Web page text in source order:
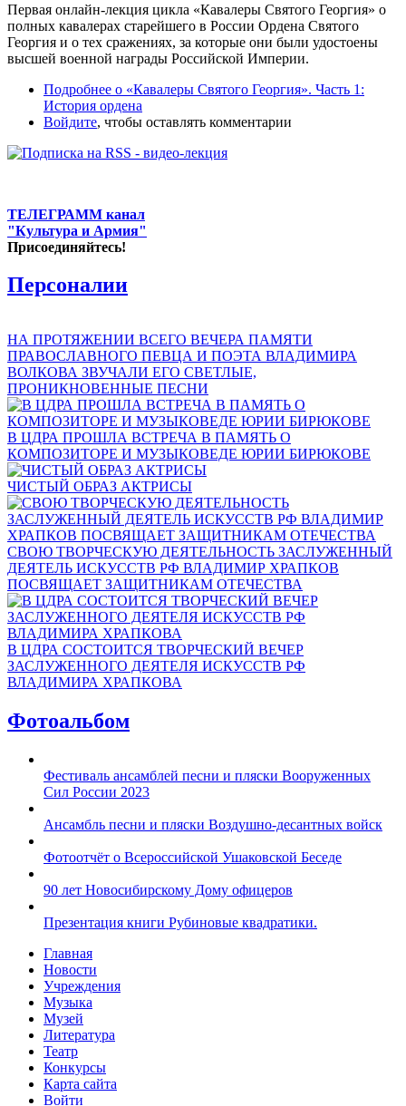
Первая онлайн-лекция цикла «Кавалеры Святого Георгия» о
полных кавалерах старейшего в России Ордена Святого
Георгия и о тех сражениях, за которые они были удостоены
высшей военной награды Российской Империи.
Подробнее о «Кавалеры Святого Георгия». Часть 1:
История ордена
Войдите, чтобы оставлять комментарии
ТЕЛЕГРАММ канал
"Культура и Армия"
Присоединяйтесь!
Персоналии
НА ПРОТЯЖЕНИИ ВСЕГО ВЕЧЕРА ПАМЯТИ
ПРАВОСЛАВНОГО ПЕВЦА И ПОЭТА ВЛАДИМИРА
ВОЛКОВА ЗВУЧАЛИ ЕГО СВЕТЛЫЕ,
ПРОНИКНОВЕННЫЕ ПЕСНИ
В ЦДРА ПРОШЛА ВСТРЕЧА В ПАМЯТЬ О
КОМПОЗИТОРЕ И МУЗЫКОВЕДЕ ЮРИИ БИРЮКОВЕ
ЧИСТЫЙ ОБРАЗ АКТРИСЫ
СВОЮ ТВОРЧЕСКУЮ ДЕЯТЕЛЬНОСТЬ ЗАСЛУЖЕННЫЙ
ДЕЯТЕЛЬ ИСКУССТВ РФ ВЛАДИМИР ХРАПКОВ
ПОСВЯЩАЕТ ЗАЩИТНИКАМ ОТЕЧЕСТВА
В ЦДРА СОСТОИТСЯ ТВОРЧЕСКИЙ ВЕЧЕР
ЗАСЛУЖЕННОГО ДЕЯТЕЛЯ ИСКУССТВ РФ
ВЛАДИМИРА ХРАПКОВА
Фотоальбом
Фестиваль ансамблей песни и пляски Вооруженных
Сил России 2023
Ансамбль песни и пляски Воздушно-десантных войск
Фотоотчёт о Всероссийской Ушаковской Беседе
90 лет Новосибирскому Дому офицеров
Презентация книги Рубиновые квадратики.
Главная
Новости
Учреждения
Музыка
Музей
Литература
Театр
Конкурсы
Карта сайта
Войти